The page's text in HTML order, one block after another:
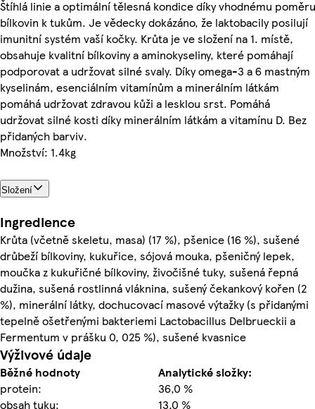
Štíhlá linie a optimální tělesná kondice díky vhodnému poměru
bílkovin k tukům. Je vědecky dokázáno, že laktobacily posilují
imunitní systém vaší kočky. Krůta je ve složení na 1. místě,
obsahuje kvalitní bílkoviny a aminokyseliny, které pomáhají
podporovat a udržovat silné svaly. Díky omega-3 a 6 mastným
kyselinám, esenciálním vitamínům a minerálním látkám
pomáhá udržovat zdravou kůži a lesklou srst. Pomáhá
udržovat silné kosti díky minerálním látkám a vitamínu D. Bez
přidaných barviv.
Množství: 1.4kg
Složení
Ingredience
Krůta (včetně skeletu, masa) (17 %), pšenice (16 %), sušené
drůbeží bílkoviny, kukuřice, sójová mouka, pšeničný lepek,
moučka z kukuřičné bílkoviny, živočišné tuky, sušená řepná
dužina, sušená rostlinná vláknina, sušený čekankový kořen (2
%), minerální látky, dochucovací masové výtažky (s přidanými
tepelně ošetřenými bakteriemi Lactobacillus Delbrueckii a
Fermentum v prášku 0, 025 %), sušené kvasnice
Výživové údaje
Běžné hodnoty
Analytické složky:
protein:
36,0 %
obsah tuku:
13,0 %